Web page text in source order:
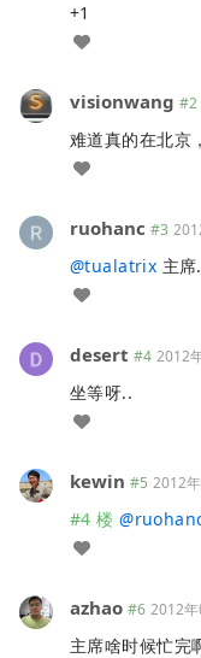
+1
visionwang #2
难道真的在北京
ruohanc #3
@tualatrix 主席
desert #4 2012
坐等呀..
kewin #5 2012
#4 楼 @
azhao #6 2012
主席啥时候忙完